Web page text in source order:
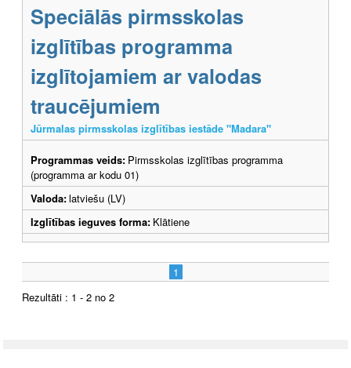
Speciālās pirmsskolas
izglītības programma
izglītojamiem ar valodas
traucējumiem
Jūrmalas pirmsskolas izglītības iestāde "Madara"
Programmas veids: Pirmsskolas izglītības programma
(programma ar kodu 01)
Valoda:latviešu (LV)
Izglītības ieguves forma: Klātiene
1
Rezultāti : 1 - 2 no 2